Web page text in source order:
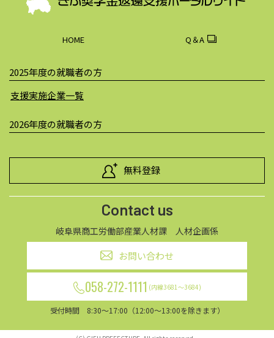
HOME Q＆A
2025年度の就職者の方
支援実施企業一覧
2026年度の就職者の方
無料登録
Contact us
岐阜県商工労働部産業人材課 人材企画係
お問い合わせ
058-272-1111 (内線3681～3684)
受付時間 8:30～17:00（12:00～13:00を除きます）